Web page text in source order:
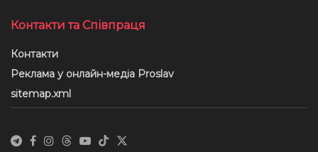
Контакти та Співпраця
Контакти
Реклама у онлайн-медіа Proslav
sitemap.xml